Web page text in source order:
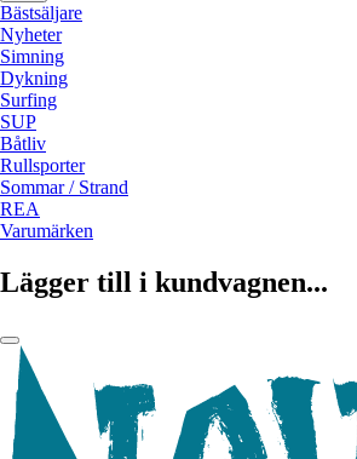
Bästsäljare
Nyheter
Simning
Dykning
Surfing
SUP
Båtliv
Rullsporter
Sommar / Strand
REA
Varumärken
Lägger till i kundvagnen...